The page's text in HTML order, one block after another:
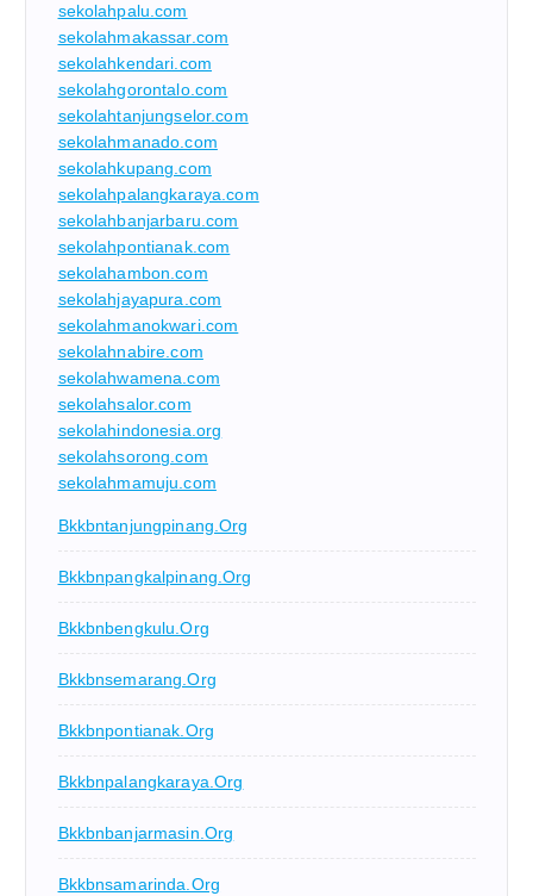
sekolahpalu.com
sekolahmakassar.com
sekolahkendari.com
sekolahgorontalo.com
sekolahtanjungselor.com
sekolahmanado.com
sekolahkupang.com
sekolahpalangkaraya.com
sekolahbanjarbaru.com
sekolahpontianak.com
sekolahambon.com
sekolahjayapura.com
sekolahmanokwari.com
sekolahnabire.com
sekolahwamena.com
sekolahsalor.com
sekolahindonesia.org
sekolahsorong.com
sekolahmamuju.com
Bkkbntanjungpinang.org
Bkkbnpangkalpinang.org
Bkkbnbengkulu.org
Bkkbnsemarang.org
Bkkbnpontianak.org
Bkkbnpalangkaraya.org
Bkkbnbanjarmasin.org
Bkkbnsamarinda.org